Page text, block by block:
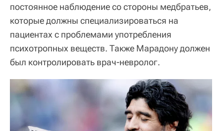
постоянное наблюдение со стороны медбратьев,
которые должны специализироваться на
пациентах с проблемами употребления
психотропных веществ. Также Марадону должен
был контролировать врач-невролог.